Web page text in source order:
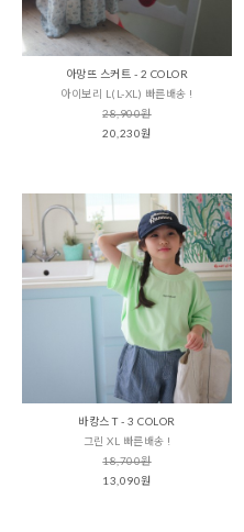
아망뜨 스커트 - 2 COLOR
아이보리 L(L-XL) 빠른배송 !
28,900원
20,230원
바캉스 T - 3 COLOR
그린 XL 빠른배송 !
18,700원
13,090원